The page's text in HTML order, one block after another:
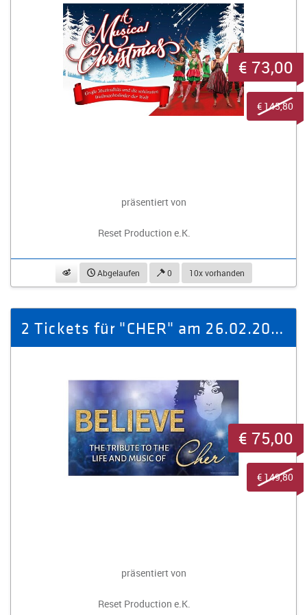
präsentiert von
Reset Production e.K.
beobachtenAbgelaufen 0 10x vorhanden
€ 73,00
€ 145,80
2 Tickets für "CHER" am 26.02.2026 in Zwickau
präsentiert von
Reset Production e.K.
€ 75,00
€ 149,80